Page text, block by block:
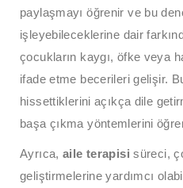
paylaşmayı öğrenir ve bu
işleyebileceklerine dair
çocukların kaygı, öfke veya
ifade etme becerileri gelişir.
hissettiklerini açıkça dile
başa çıkma yöntemlerini
Ayrıca, aile terapisi süreci,
geliştirmelerine yardımcı